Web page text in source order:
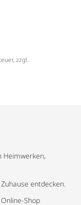
zzgl.
Heimwerken,
entdecken.
Shop